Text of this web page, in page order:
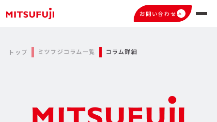
お問い合わせ
トップ ミツフジコラム一覧 コラム詳細